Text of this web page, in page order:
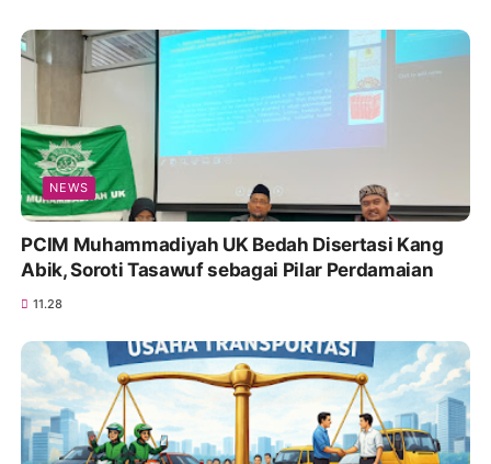
NEWS
PCIM Muhammadiyah UK Bedah Disertasi Kang
Abik, Soroti Tasawuf sebagai Pilar Perdamaian
11.28